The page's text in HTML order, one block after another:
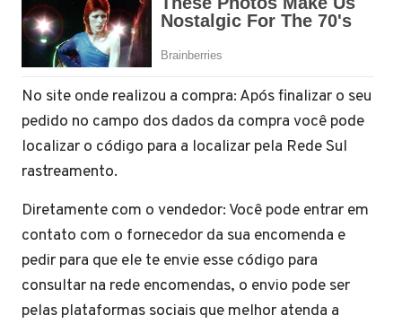
No site onde realizou a compra: Após finalizar o seu
pedido no campo dos dados da compra você pode
localizar o código para a localizar pela Rede Sul
rastreamento.
Diretamente com o vendedor: Você pode entrar em
contato com o fornecedor da sua encomenda e
pedir para que ele te envie esse código para
consultar na rede encomendas, o envio pode ser
pelas plataformas sociais que melhor atenda a